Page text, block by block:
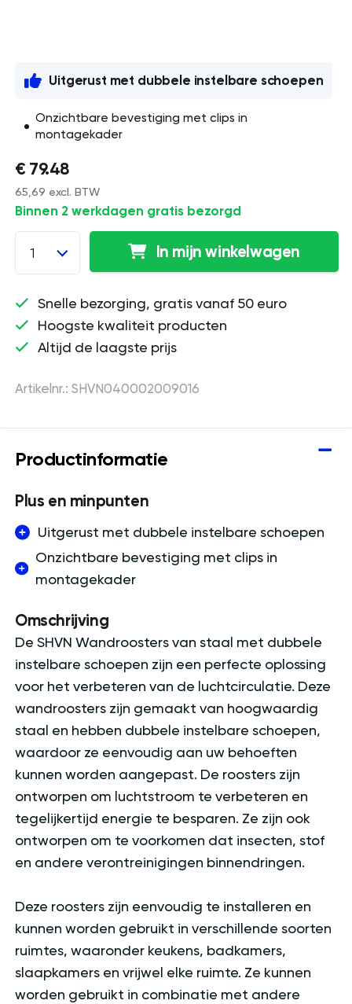
Uitgerust met dubbele instelbare schoepen
Onzichtbare bevestiging met clips in
montagekader
€ 79.48
65,69 excl. BTW
Binnen 2 werkdagen gratis bezorgd
1 In mijn winkelwagen
Snelle bezorging, gratis vanaf 50 euro
Hoogste kwaliteit producten
Altijd de laagste prijs
Artikelnr.: SHVN040002009016
Productinformatie
Plus en minpunten
Uitgerust met dubbele instelbare schoepen
Onzichtbare bevestiging met clips in
montagekader
Omschrijving
De SHVN Wandroosters van staal met dubbele
instelbare schoepen zijn een perfecte oplossing
voor het verbeteren van de luchtcirculatie. Deze
wandroosters zijn gemaakt van hoogwaardig
staal en hebben dubbele instelbare schoepen,
waardoor ze eenvoudig aan uw behoeften
kunnen worden aangepast. De roosters zijn
ontworpen om luchtstroom te verbeteren en
tegelijkertijd energie te besparen. Ze zijn ook
ontworpen om te voorkomen dat insecten, stof
en andere verontreinigingen binnendringen.
Deze roosters zijn eenvoudig te installeren en
kunnen worden gebruikt in verschillende soorten
ruimtes, waaronder keukens, badkamers,
slaapkamers en vrijwel elke ruimte. Ze kunnen
worden gebruikt in combinatie met andere